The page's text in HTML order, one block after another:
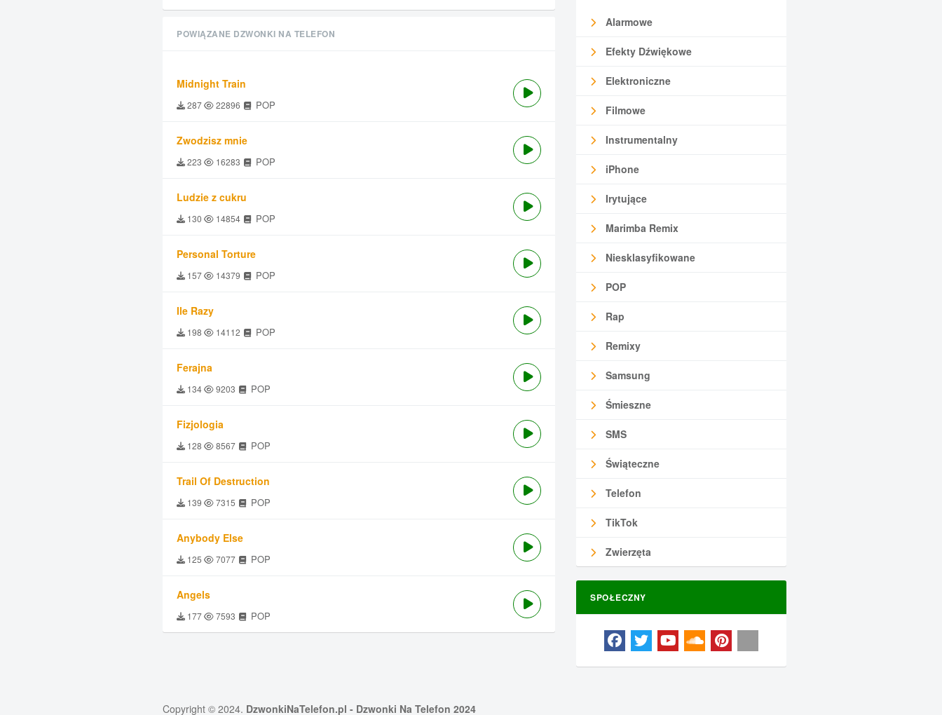
Alarmowe
Efekty Dźwiękowe
Elektroniczne
Filmowe
Instrumentalny
iPhone
Irytujące
Marimba Remix
Niesklasyfikowane
POP
Rap
Remixy
Samsung
Śmieszne
SMS
Świąteczne
Telefon
TikTok
Zwierzęta
SPOŁECZNY
POWIĄZANE DZWONKI NA TELEFON
Midnight Train
287 22896 POP
Zwodzisz mnie
223 16283 POP
Ludzie z cukru
130 14854 POP
Personal Torture
157 14379 POP
Ile Razy
198 14112 POP
Ferajna
134 9203 POP
Fizjologia
128 8567 POP
Trail Of Destruction
139 7315 POP
Anybody Else
125 7077 POP
Angels
177 7593 POP
Copyright © 2024. DzwonkiNaTelefon.pl - Dzwonki Na Telefon 2024